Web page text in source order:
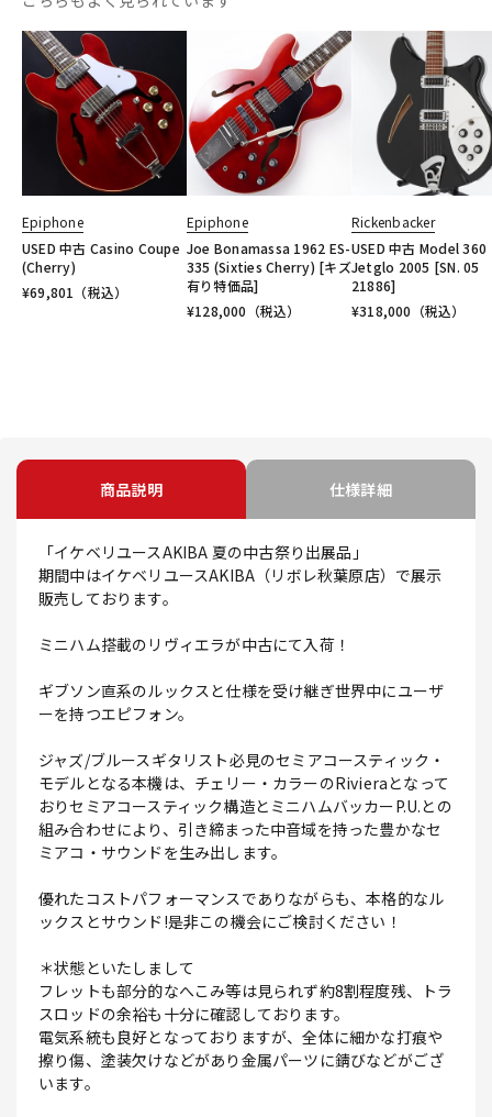
Epiphone
USED 中古 Casino Coupe
(Cherry)
¥69,801 （税込）
Epiphone
Joe Bonamassa 1962 ES-
335 (Sixties Cherry) [キズ
有り特価品]
¥128,000 （税込）
Rickenbacker
USED 中古 Model 360
Jetglo 2005 [SN. 05
21886]
¥318,000 （税込）
商品説明 仕様詳細
「イケベリユースAKIBA 夏の中古祭り出展品」
期間中はイケベリユースAKIBA（リボレ秋葉原店）で展示
販売しております。
ミニハム搭載のリヴィエラが中古にて入荷！
ギブソン直系のルックスと仕様を受け継ぎ世界中にユーザ
ーを持つエピフォン。
ジャズ/ブルースギタリスト必見のセミアコースティック・
モデルとなる本機は、チェリー・カラーのRivieraとなって
おりセミアコースティック構造とミニハムバッカーP.U.との
組み合わせにより、引き締まった中音域を持った豊かなセ
ミアコ・サウンドを生み出します。
優れたコストパフォーマンスでありながらも、本格的なル
ックスとサウンド!是非この機会にご検討ください！
＊状態といたしまして
フレットも部分的なへこみ等は見られず約8割程度残、トラ
スロッドの余裕も十分に確認しております。
電気系統も良好となっておりますが、全体に細かな打痕や
擦り傷、塗装欠けなどがあり金属パーツに錆びなどがござ
います。